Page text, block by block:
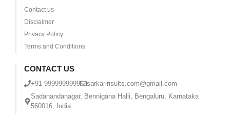
Contact us
Disclaimer
Privacy Policy
Terms and Conditions
CONTACT US
+91 9999999999
sarkaririsults.com@gmail.com
Sadanandanagar, Bennigana Halli, Bengaluru, Karnataka
560016, India